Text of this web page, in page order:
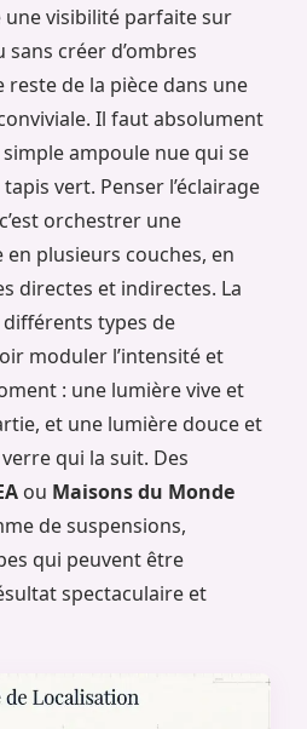
une visibilité parfaite sur
créer d’ombres
de la pièce dans une
Il faut absolument
ampoule nue qui se
vert. Penser l’éclairage
orchestrer une
plusieurs couches, en
directes et indirectes. La
types de
moduler l’intensité et
: une lumière vive et
et une lumière douce et
qui la suit. Des
ou Maisons du Monde
de suspensions,
qui peuvent être
spectaculaire et